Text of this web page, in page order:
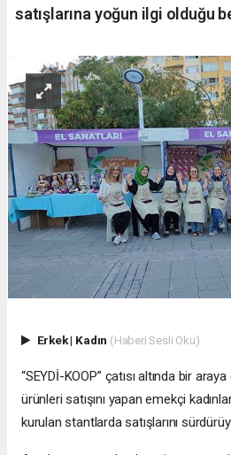
satışlarına yoğun ilgi olduğu
Erkek| Kadın (Haberi Sesli Oku)
“SEYDİ-KOOP” çatısı altında bir
ürünleri satışını yapan emekçi
kurulan stantlarda satışlarını